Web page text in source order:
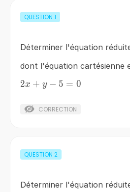
QUESTION 1
Déterminer l'équation
dont l'équation cartésienne
2x+y-
2x + y − 5 = 0
CORRECTION
QUESTION 2
Déterminer l'équation